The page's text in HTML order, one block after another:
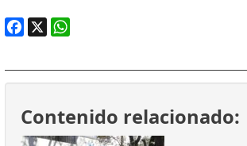
Contenido relacionado: